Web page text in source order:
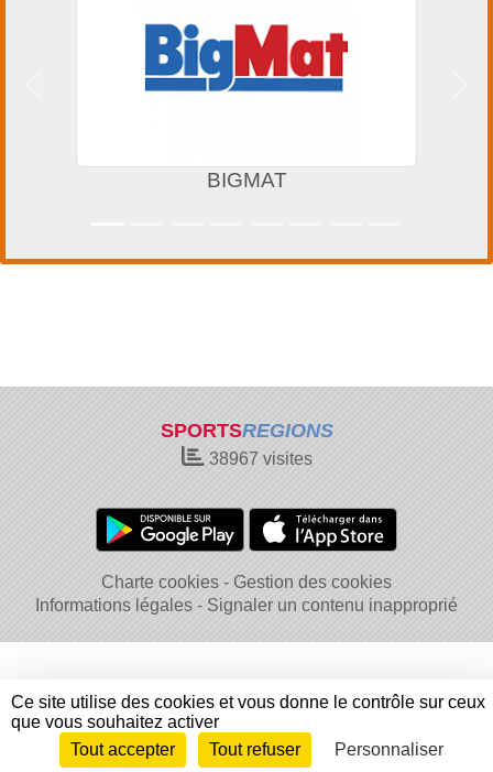
SPORTSREGIONS
38967 visites
Charte cookies
Gestion des cookies
Informations légales
Signaler un contenu inapproprié
Envie de participer ? Connexion
Ce site utilise des cookies et vous donne le contrôle sur ceux
que vous souhaitez activer
Tout accepter
Tout refuser Personnaliser